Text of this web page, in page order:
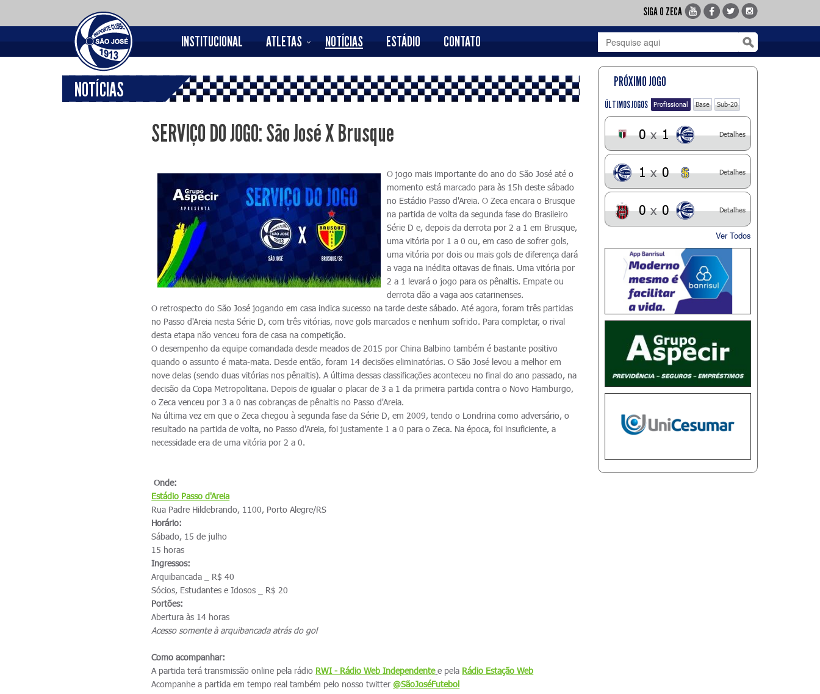
SIGA O ZECA
INSTITUCIONAL ATLETAS NOTÍCIAS ESTÁDIO CONTATO
NOTÍCIAS
SERVIÇO DO JOGO: São José X Brusque
O jogo mais importante do ano do São José até o
momento está marcado para às 15h deste sábado
no Estádio Passo d'Areia. O Zeca encara o Brusque
na partida de volta da segunda fase do Brasileiro
Série D e, depois da derrota por 2 a 1 em Brusque,
uma vitória por 1 a 0 ou, em caso de sofrer gols,
uma vitória por dois ou mais gols de diferença dará
a vaga na inédita oitavas de finais. Uma vitória por
2 a 1 levará o jogo para os pênaltis. Empate ou
derrota dão a vaga aos catarinenses.
O retrospecto do São José jogando em casa indica sucesso na tarde deste sábado. Até agora, foram três partidas
no Passo d'Areia nesta Série D, com três vitórias, nove gols marcados e nenhum sofrido. Para completar, o rival
desta etapa não venceu fora de casa na competição.
O desempenho da equipe comandada desde meados de 2015 por China Balbino também é bastante positivo
quando o assunto é mata-mata. Desde então, foram 14 decisões eliminatórias. O São José levou a melhor em
nove delas (sendo duas vitórias nos pênaltis). A última dessas classificações aconteceu no final do ano passado, na
decisão da Copa Metropolitana. Depois de igualar o placar de 3 a 1 da primeira partida contra o Novo Hamburgo,
o Zeca venceu por 3 a 0 nas cobranças de pênaltis no Passo d'Areia.
Na última vez em que o Zeca chegou à segunda fase da Série D, em 2009, tendo o Londrina como adversário, o
resultado na partida de volta, no Passo d'Areia, foi justamente 1 a 0 para o Zeca. Na época, foi insuficiente, a
necessidade era de uma vitória por 2 a 0.
Onde:
Estádio Passo d'Areia
Rua Padre Hildebrando, 1100, Porto Alegre/RS
Horário:
Sábado, 15 de julho
15 horas
Ingressos:
Arquibancada _ R$ 40
Sócios, Estudantes e Idosos _ R$ 20
Portões:
Abertura às 14 horas
Acesso somente à arquibancada atrás do gol
Como acompanhar:
A partida terá transmissão online pela rádio RWI - Rádio Web Independente e pela Rádio Estação Web
Acompanhe a partida em tempo real também pelo nosso twitter @SãoJoséFutebol
PRÓXIMO JOGO
ÚLTIMOS JOGOS Profissional Base Sub-20
0 x 1 Detalhes
1 x 0 Detalhes
0 x 0 Detalhes
Ver Todos